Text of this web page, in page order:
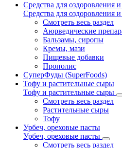
Средства для оздоровления
Средства для оздоровления
Смотреть весь раздел
Аюрведические
Бальзамы, сиропы
Кремы, мази
Пищевые добавки
Прополис
СуперФуды (SuperFoods)
Тофу и растительные сыры
Тофу и растительные сыры
Смотреть весь раздел
Растительные сыры
Тофу
Урбеч, ореховые пасты
Урбеч, ореховые пасты
Смотреть весь раздел